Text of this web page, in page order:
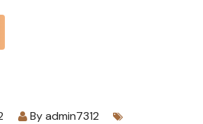
Byadmin7312